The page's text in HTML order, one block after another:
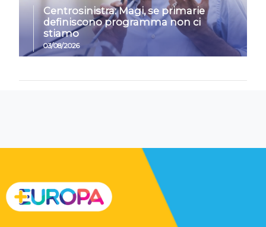
Centrosinistra: Magi, se primarie
definiscono programma non ci
stiamo
03/08/2026